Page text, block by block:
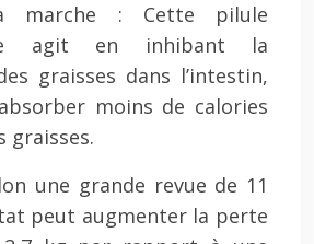
marche : Cette pilule
agit en inhibant la
graisses dans l’intestin,
moins de calories
graisses.
une grande revue de 11
peut augmenter la perte